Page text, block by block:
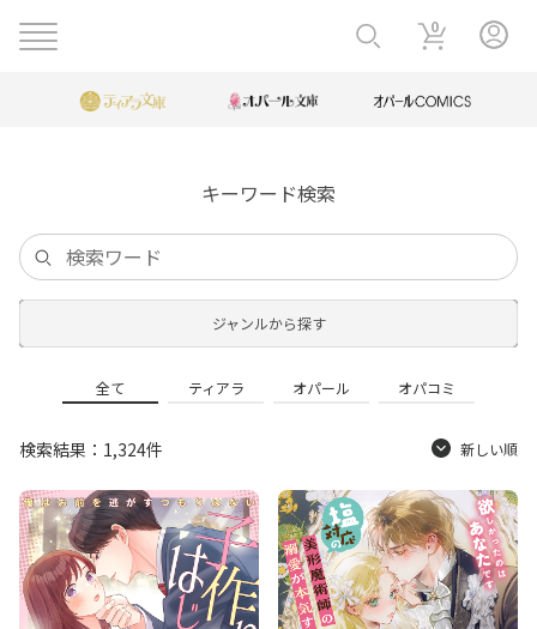
0
キーワード検索
ジャンルから探す
全て ティアラ オパール オパコミ
検索結果：1,324件 新しい順